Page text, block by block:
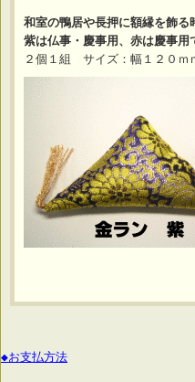
和室の鴨居や長押に額縁を飾る
紫は仏事・慶事用、赤は慶事用
２個１組 サイズ：幅１２０ｍ
◆お支払方法